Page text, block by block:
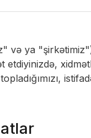
və ya
etdiyinizdə,